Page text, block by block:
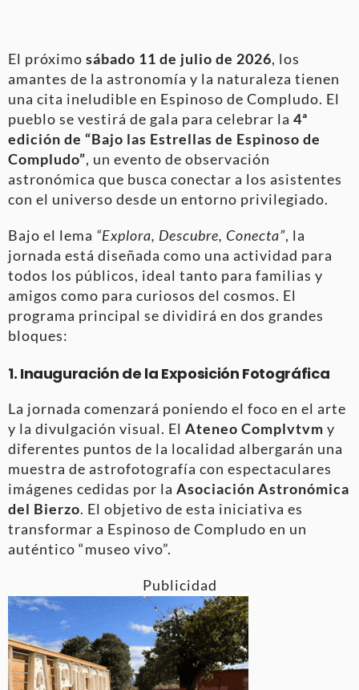
El próximo sábado 11 de julio de 2026, los
amantes de la astronomía y la naturaleza tienen
una cita ineludible en Espinoso de Compludo. El
pueblo se vestirá de gala para celebrar la 4ª
edición de “Bajo las Estrellas de Espinoso de
Compludo”, un evento de observación
astronómica que busca conectar a los asistentes
con el universo desde un entorno privilegiado.
Bajo el lema “Explora, Descubre, Conecta”, la
jornada está diseñada como una actividad para
todos los públicos, ideal tanto para familias y
amigos como para curiosos del cosmos. El
programa principal se dividirá en dos grandes
bloques:
1. Inauguración de la Exposición Fotográfica
La jornada comenzará poniendo el foco en el arte
y la divulgación visual. El Ateneo Complvtvm y
diferentes puntos de la localidad albergarán una
muestra de astrofotografía con espectaculares
imágenes cedidas por la Asociación Astronómica
del Bierzo. El objetivo de esta iniciativa es
transformar a Espinoso de Compludo en un
auténtico “museo vivo”.
Publicidad